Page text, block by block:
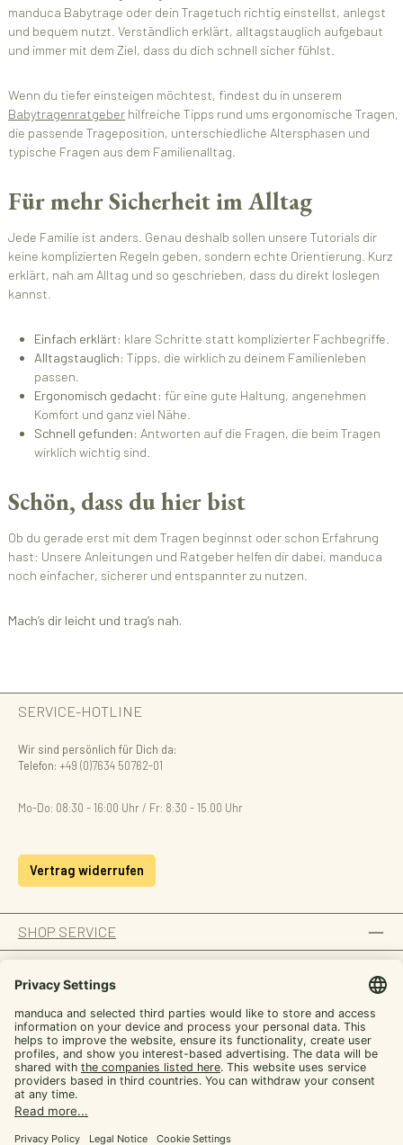
manduca Babytrage oder dein Tragetuch richtig einstellst, anlegst
und bequem nutzt. Verständlich erklärt, alltagstauglich aufgebaut
und immer mit dem Ziel, dass du dich schnell sicher fühlst.
Wenn du tiefer einsteigen möchtest, findest du in unserem
Babytragenratgeber hilfreiche Tipps rund ums ergonomische Tragen,
die passende Trageposition, unterschiedliche Altersphasen und
typische Fragen aus dem Familienalltag.
Für mehr Sicherheit im Alltag
Jede Familie ist anders. Genau deshalb sollen unsere Tutorials dir
keine komplizierten Regeln geben, sondern echte Orientierung. Kurz
erklärt, nah am Alltag und so geschrieben, dass du direkt loslegen
kannst.
Einfach erklärt: klare Schritte statt komplizierter Fachbegriffe.
Alltagstauglich: Tipps, die wirklich zu deinem Familienleben
passen.
Ergonomisch gedacht: für eine gute Haltung, angenehmen
Komfort und ganz viel Nähe.
Schnell gefunden: Antworten auf die Fragen, die beim Tragen
wirklich wichtig sind.
Schön, dass du hier bist
Ob du gerade erst mit dem Tragen beginnst oder schon Erfahrung
hast: Unsere Anleitungen und Ratgeber helfen dir dabei, manduca
noch einfacher, sicherer und entspannter zu nutzen.
Mach’s dir leicht und trag’s nah.
SERVICE-HOTLINE
Wir sind persönlich für Dich da:
Telefon: +49 (0)7634 50762-01
Mo-Do: 08:30 - 16:00 Uhr / Fr: 8:30 - 15.00 Uhr
Vertrag widerrufen
SHOP SERVICE
ZAHLUNGSARTEN
SICHER EINKAUFEN
UNSERE COMMUNITIES